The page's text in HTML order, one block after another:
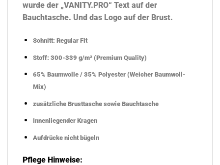
wurde der „VANITY.PRO“ Text auf der
Bauchtasche. Und das Logo auf der Brust.
Schnitt: Regular Fit
Stoff: 300-339 g/m² (Premium Quality)
65% Baumwolle / 35% Polyester (Weicher Baumwoll-
Mix)
zusätzliche Brusttasche sowie Bauchtasche
Innenliegender Kragen
Aufdrücke nicht bügeln
Pflege Hinweise: